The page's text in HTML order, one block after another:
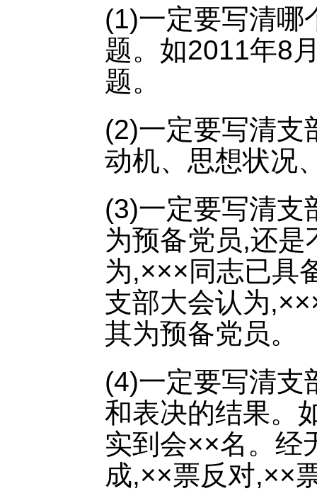
(1)一定要写清哪
题。如2011年8
题。
(2)一定要写清支
动机、思想状况
(3)一定要写清支
为预备党员,还
为,×××同志已具
支部大会认为
其为预备党员。
(4)一定要写清支
和表决的结果。
实到会××名。经
成,××票反对,××